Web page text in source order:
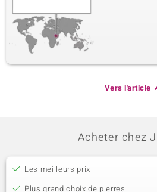
Vers l'article
Acheter chez
Les meilleurs prix
Plus grand choix de pierres